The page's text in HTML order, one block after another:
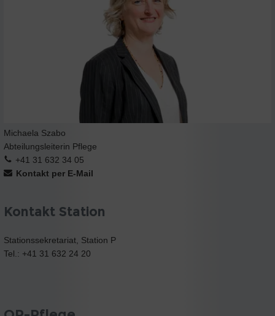
Michaela Szabo
Abteilungsleiterin Pflege
+41 31 632 34 05
Kontakt per E-Mail
Kontakt Station
Stationssekretariat, Station P
Tel.: +41 31 632 24 20